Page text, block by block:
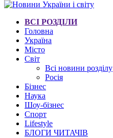
ВСІ РОЗДІЛИ
Головна
Україна
Місто
Світ
Всі новини розділу
Росія
Бізнес
Наука
Шоу-бізнес
Спорт
Lifestyle
БЛОГИ ЧИТАЧІВ